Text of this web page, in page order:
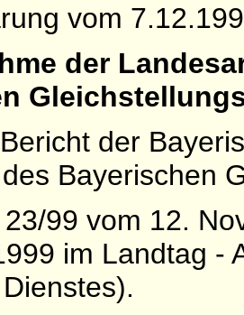
vom
der
der
Bayerischen
99 vom 12.
im Landtag -